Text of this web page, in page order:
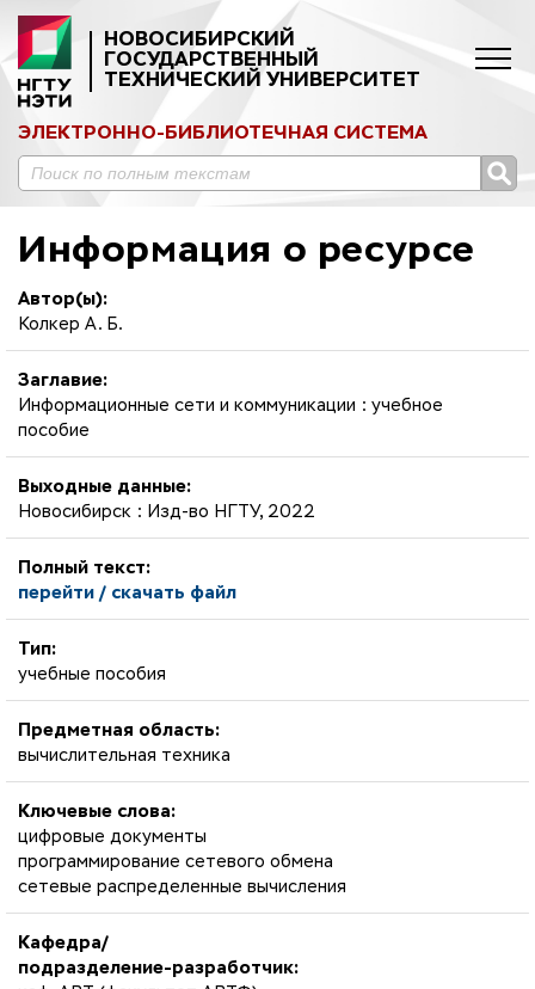
НОВОСИБИРСКИЙ
ГОСУДАРСТВЕННЫЙ
ТЕХНИЧЕСКИЙ УНИВЕРСИТЕТ
ЭЛЕКТРОННО-БИБЛИОТЕЧНАЯ СИСТЕМА
Информация о ресурсе
Автор(ы):
Колкер А. Б.
Заглавие:
Информационные сети и коммуникации : учебное
пособие
Выходные данные:
Новосибирск : Изд-во НГТУ, 2022
Полный текст:
перейти / скачать файл
Тип:
учебные пособия
Предметная область:
вычислительная техника
Ключевые слова:
цифровые документы
программирование сетевого обмена
сетевые распределенные вычисления
Кафедра/
подразделение-разработчик: